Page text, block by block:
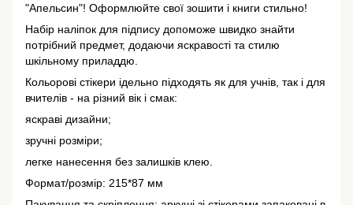
"Апельсин"! Оформлюйте свої зошити і книги стильно!
Набір наліпок для підпису допоможе швидко знайти
потрібний предмет, додаючи яскравості та стилю
шкільному приладдю.
Кольорові стікери ідельно підходять як для учнів, так і для
вчителів - на різний вік і смак:
яскраві дизайни;
зручні розміри;
легке нанесення без залишків клею.
Формат/розмір: 215*87 мм